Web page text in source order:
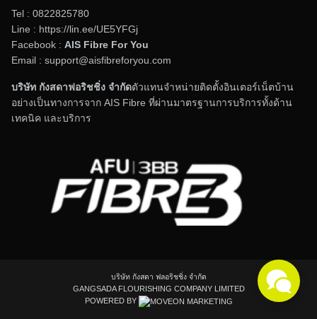
Tel : 0822825780
Line : https://lin.ee/UE5YFGj
Facebook : AIS Fibre For You
Email : support@aisfibreforyou.com
บริษัท กังสดาฟอริชชิ่ง จำกัดตัวแทนจำหน่ายติดตั้งอินเตอร์เน็ตบ้าน
อย่างเป็นทางการจาก AIS Fibre ที่ผ่านมาตรฐานการบริการทั้งด้าน
เทคนิค และบริการ
บริษัท กังสดา ฟลอริชชิ่ง จำกัด
GANGSADA FLOURISHING COMPANY LIMITED
POWERED BY